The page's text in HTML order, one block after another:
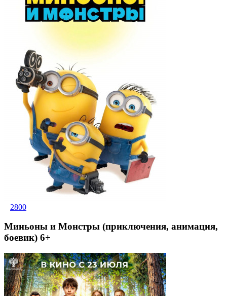
2800
Миньоны и Монстры (приключения, анимация,
боевик) 6+